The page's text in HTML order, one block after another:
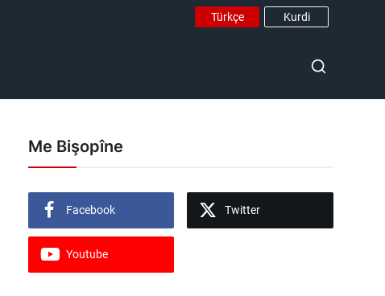
Türkçe Kurdi
Me Bişopîne
Facebook Twitter
Youtube